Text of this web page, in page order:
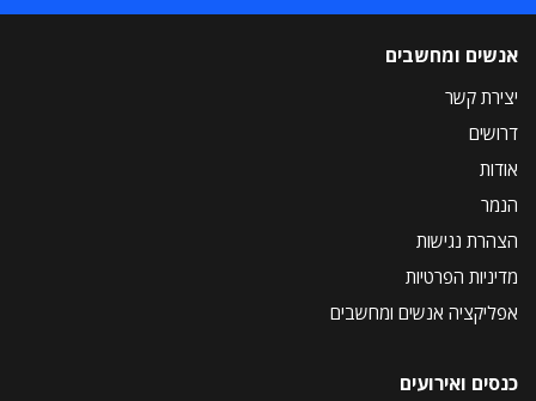
אנשים ומחשבים
יצירת קשר
דרושים
אודות
הנמר
הצהרת נגישות
מדיניות הפרטיות
אפליקציה אנשים ומחשבים
כנסים ואירועים